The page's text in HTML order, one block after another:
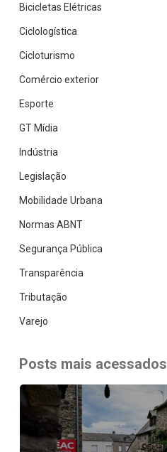
Bicicletas Elétricas
Ciclologística
Cicloturismo
Comércio exterior
Esporte
GT Mídia
Indústria
Legislação
Mobilidade Urbana
Normas ABNT
Segurança Pública
Transparência
Tributação
Varejo
Posts mais acessados